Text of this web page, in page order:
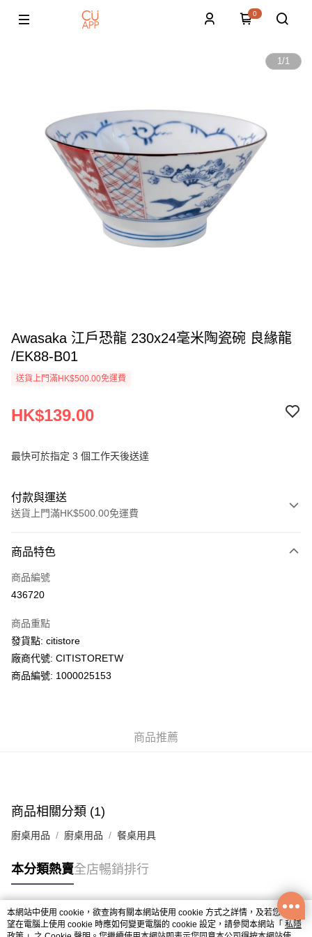
0
1/1
Awasaka 江戶恐龍 230x24毫米陶瓷碗 良緣龍
/EK88-B01
送貨上門滿HK$500.00免運費
HK$139.00
最快可於指定 3 個工作天後送達
付款與運送
送貨上門滿HK$500.00免運費
信用卡
AlipayHK
WeChat Pay
送貨方式
每筆HK$50.00，滿HK$200.00或以上免運費
UNY 門市自取
商品特色
商品編號
436720
商品重點
發貨點: citistore
廠商代號: CITISTORETW
商品編號: 1000025153
商品推薦
商品相關分類 (1)
廚桌用品 廚桌用品 餐桌用具
本分類熱賣全店暢銷排行
熱門標籤
本網站中使用 cookie，欲查詢有關本網站使用 cookie 方式之詳情，及若您不希
望在電腦上使用 cookie 時應如何變更電腦的 cookie 設定，請參閱本網站「 私隱